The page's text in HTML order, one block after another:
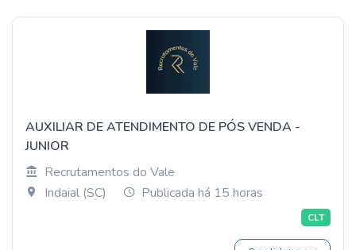
AUXILIAR DE ATENDIMENTO DE PÓS VENDA -
JUNIOR
Recrutamentos do Vale
Indaial (SC)
Publicada há 15 horas
CLT